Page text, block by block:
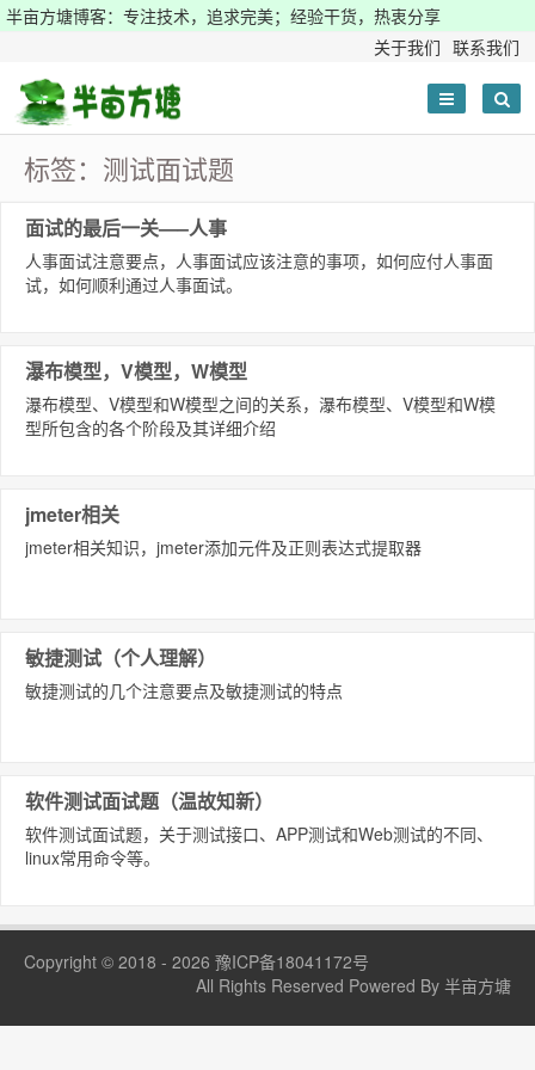
半亩方塘博客：专注技术，追求完美；经验干货，热衷分享
关于我们 联系我们
标签：测试面试题
面试的最后一关—–人事
人事面试注意要点，人事面试应该注意的事项，如何应付人事面
试，如何顺利通过人事面试。
瀑布模型，V模型，W模型
瀑布模型、V模型和W模型之间的关系，瀑布模型、V模型和W模
型所包含的各个阶段及其详细介绍
jmeter相关
jmeter相关知识，jmeter添加元件及正则表达式提取器
敏捷测试（个人理解）
敏捷测试的几个注意要点及敏捷测试的特点
软件测试面试题（温故知新）
软件测试面试题，关于测试接口、APP测试和Web测试的不同、
linux常用命令等。
Copyright © 2018 - 2026 豫ICP备18041172号
All Rights Reserved Powered By 半亩方塘